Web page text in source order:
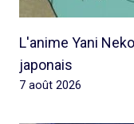
L'anime Yani
japonais
7 août 2026